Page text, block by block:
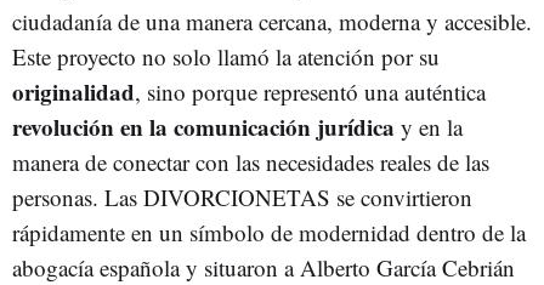
ciudadanía de una manera cercana, moderna y accesible.
Este proyecto no solo llamó la atención por su
originalidad, sino porque representó una auténtica
revolución en la comunicación jurídica y en la
manera de conectar con las necesidades reales de las
personas. Las DIVORCIONETAS se convirtieron
rápidamente en un símbolo de modernidad dentro de la
abogacía española y situaron a Alberto García Cebrián